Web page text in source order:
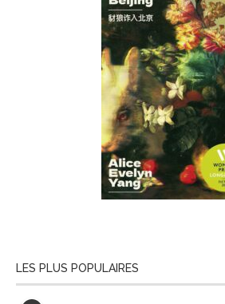
LES PLUS POPULAIRES